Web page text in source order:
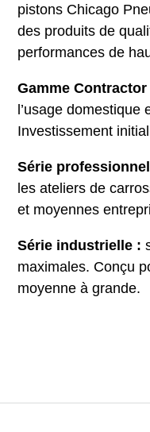
pistons Chicago
des produits de
performances de
Gamme Contractor
l’usage domestique
Investissement
Série
les ateliers de
et moyennes
Série industrielle :
maximales. Conçu
moyenne à grande.